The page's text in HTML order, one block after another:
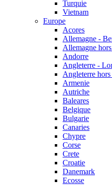
Turquie
Vietnam
Europe
Acores
Allemagne -
Allemagne
Andorre
Angleterre -
Angleterre
Armenie
Autriche
Baleares
Belgique
Bulgarie
Canaries
Chypre
Corse
Crete
Croatie
Danemark
Ecosse